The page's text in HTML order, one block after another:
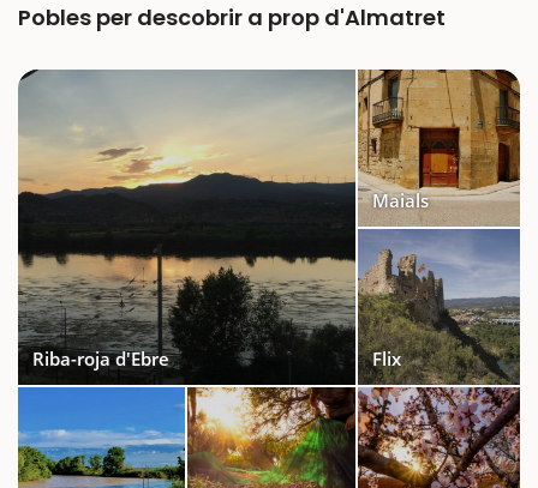
Pobles per descobrir a prop d'Almatret
Riba-roja d'Ebre
Maials
Flix